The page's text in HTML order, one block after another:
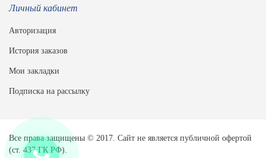
Личный кабинет
Авторизация
История заказов
Мои закладки
Подписка на рассылку
Все права защищены © 2017. Сайт не является публичной офертой
(ст. 437 ГК РФ).